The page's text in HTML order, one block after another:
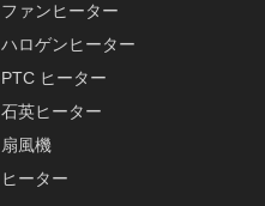
ファンヒーター
ハロゲンヒーター
PTC ヒーター
石英ヒーター
扇風機
ヒーター